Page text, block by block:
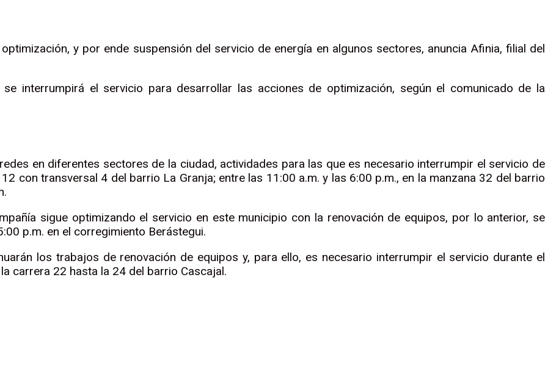
y por ende suspensión del servicio de energía en algunos sectores, anuncia Afinia, filial del
interrumpirá el servicio para desarrollar las acciones de optimización, según el comunicado de la
en diferentes sectores de la ciudad, actividades para las que es necesario interrumpir el servicio de
con transversal 4 del barrio La Granja; entre las 11:00 a.m. y las 6:00 p.m., en la manzana 32 del barrio
sigue optimizando el servicio en este municipio con la renovación de equipos, por lo anterior, se
p.m. en el corregimiento Berástegui.
los trabajos de renovación de equipos y, para ello, es necesario interrumpir el servicio durante el
carrera 22 hasta la 24 del barrio Cascajal.